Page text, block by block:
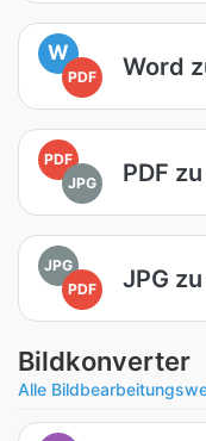
W
PDF Word
PDF
JPG
PDF
JPG
PDF
JPG zu
Bildkonverter
Alle